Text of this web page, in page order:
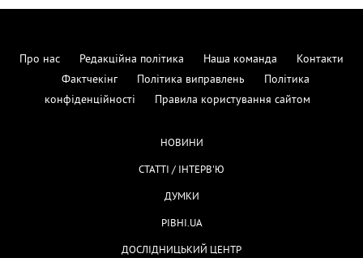
Про нас Редакційна політика Наша команда
Контакти
Фактчекінг
Політика виправлень
Політика
конфіденційності
Правила користування сайтом
НОВИНИ
СТАТТІ / ІНТЕРВ'Ю
ДУМКИ
РІВНІ.UA
ДОСЛІДНИЦЬКИЙ ЦЕНТР